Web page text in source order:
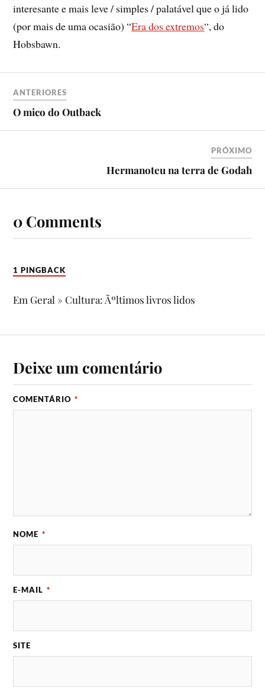
interesante e mais leve / simples / palatável que o já lido
(por mais de uma ocasião) “Era dos extremos“, do
Hobsbawn.
ANTERIORES
O mico do Outback
PRÓXIMO
Hermanoteu na terra de Godah
0 Comments
1 PINGBACK
Em Geral » Cultura: Ãºltimos livros lidos
Deixe um comentário
COMENTÁRIO *
NOME *
E-MAIL *
SITE